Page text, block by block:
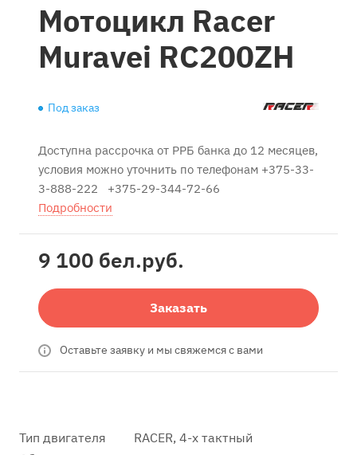
Мотоцикл Racer
Muravei RC200ZH
Под заказ
Доступна рассрочка от РРБ банка до 12 месяцев,
условия можно уточнить по телефонам +375-33-
3-888-222 +375-29-344-72-66
Подробности
9 100 бел.руб.
Заказать
Оставьте заявку и мы свяжемся с вами
Тип двигателя
RACER, 4-х тактный